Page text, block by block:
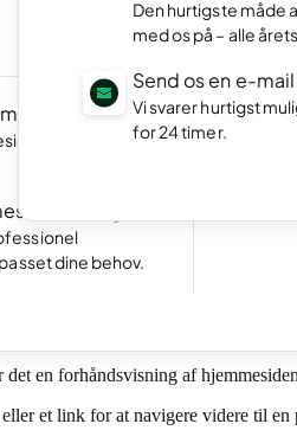
Den hurtigste måde
med os på – alle
Send os en e-mail
Vi svarer hurtigst
for 24 timer.
ved at chatte
NYT
lynhurtigt
for mig
dine behov.
Vis dit
Opret en
sælge.
værktøj. Vores vigtigste mission
en chat med Website Builder by
en forhåndsvisning af
et link for at navigere videre til